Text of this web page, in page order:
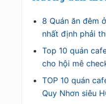
8 Quán ăn đêm
nhất định phải
Top 10 quán
cho hội mê
TOP 10 quán
Quy Nhơn siêu